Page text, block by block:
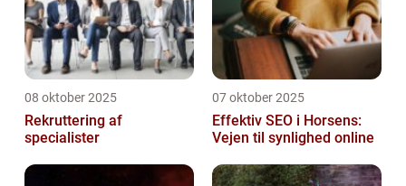
08 oktober 2025
Rekruttering af
specialister
07 oktober 2025
Effektiv SEO i Horsens:
Vejen til synlighed online